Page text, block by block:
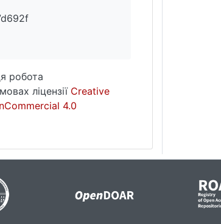
робота
ліцензії Creative
4.0